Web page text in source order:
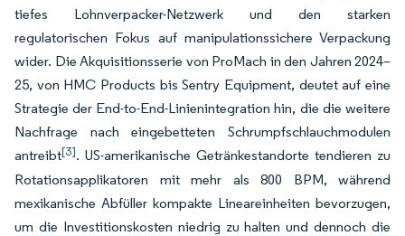
tiefes Lohnverpacker-Netzwerk und den starken
regulatorischen Fokus auf manipulationssichere Verpackung
wider. Die Akquisitionsserie von ProMach in den Jahren 2024–
25, von HMC Products bis Sentry Equipment, deutet auf eine
Strategie der End-to-End-Linienintegration hin, die die weitere
Nachfrage nach eingebetteten Schrumpfschlauchmodulen
antreibt[3]. US-amerikanische Getränkestandorte tendieren zu
Rotationsapplikatoren mit mehr als 800 BPM, während
mexikanische Abfüller kompakte Lineareinheiten bevorzugen,
um die Investitionskosten niedrig zu halten und dennoch die